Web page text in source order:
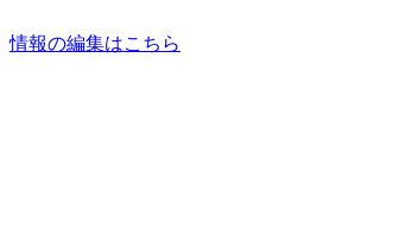
情報の編集はこちら